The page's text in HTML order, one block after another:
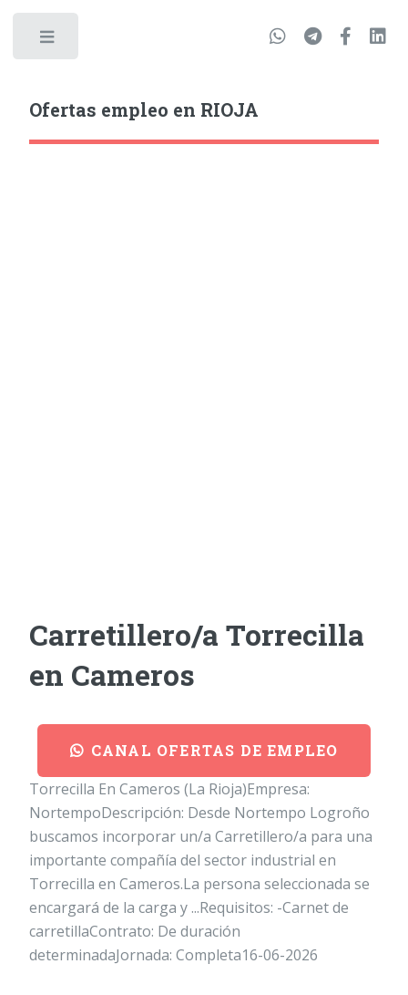
Ofertas empleo en RIOJA
Carretillero/a Torrecilla
en Cameros
CANAL OFERTAS DE EMPLEO
Torrecilla En Cameros (La Rioja)Empresa:
NortempoDescripción: Desde Nortempo Logroño
buscamos incorporar un/a Carretillero/a para una
importante compañía del sector industrial en
Torrecilla en Cameros.La persona seleccionada se
encargará de la carga y ...Requisitos: -Carnet de
carretillaContrato: De duración
determinadaJornada: Completa16-06-2026